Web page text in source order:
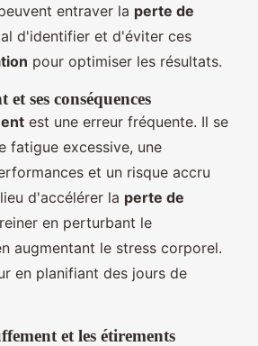
entraver la perte de
d'identifier et d'éviter ces
pour optimiser les résultats.
ses conséquences
est une erreur fréquente. Il se
fatigue excessive, une
et un risque accru
d'accélérer la perte de
en perturbant le
augmentant le stress corporel.
en planifiant des jours de
et les étirements